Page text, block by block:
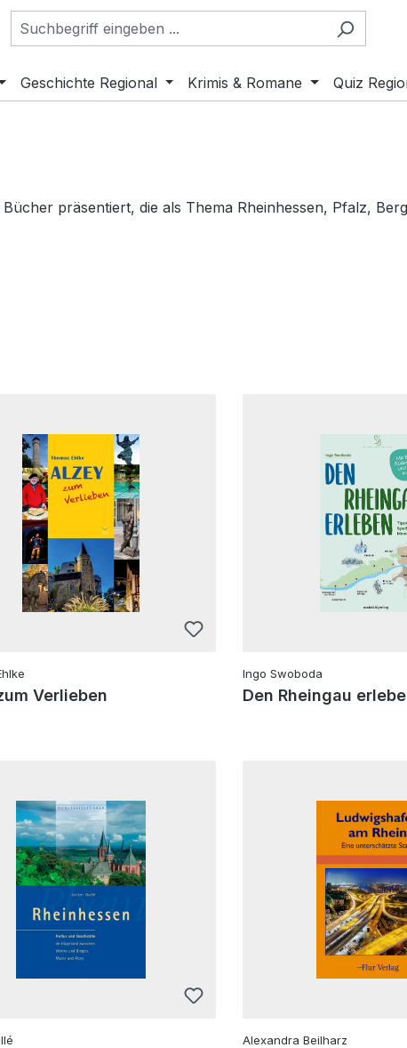
Geschichte Regional Krimis & Romane Quiz
präsentiert, die als Thema Rheinhessen, Pfalz,
Verlieben
Ingo Swoboda
Den Rheingau
Alexandra Beilharz